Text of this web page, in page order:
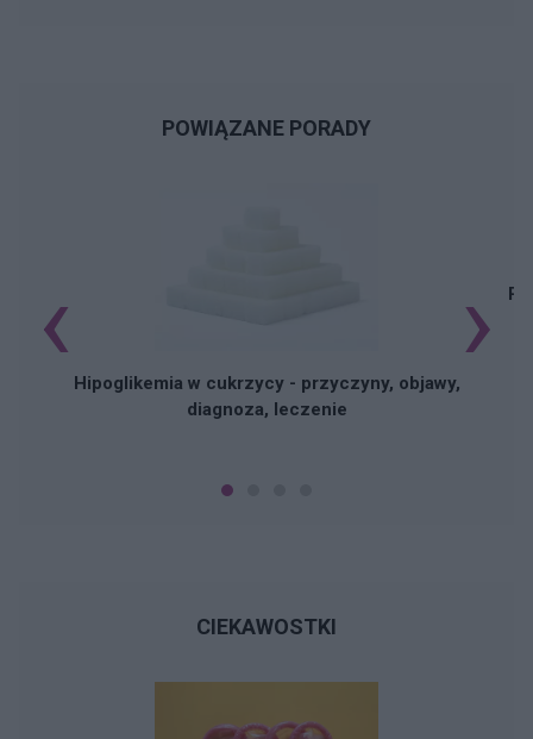
POWIĄZANE PORADY
Hipoglikemia w cukrzycy - przyczyny, objawy,
diagnoza, leczenie
‹ ›
CIEKAWOSTKI